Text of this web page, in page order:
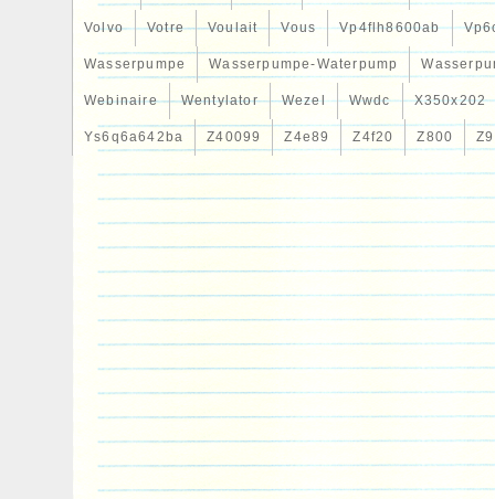
Volvo Votre Voulait Vous Vp4flh8600ab
Wasserpumpe Wasserpumpe-Waterpump
Webinaire Wentylator Wezel Wwdc X350x202
Ys6q6a642ba Z40099 Z4e89 Z4f20 Z800